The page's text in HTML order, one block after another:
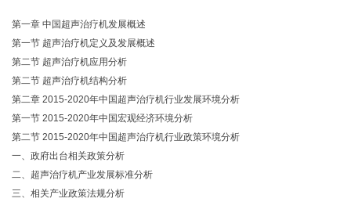
第一章 中国超声治疗机发展概述
第一节 超声治疗机定义及发展概述
第二节 超声治疗机应用分析
第二节 超声治疗机结构分析
第二章 2015-2020年中国超声治疗机行业发展环境分析
第一节 2015-2020年中国宏观经济环境分析
第二节 2015-2020年中国超声治疗机行业政策环境分析
一、政府出台相关政策分析
二、超声治疗机产业发展标准分析
三、相关产业政策法规分析